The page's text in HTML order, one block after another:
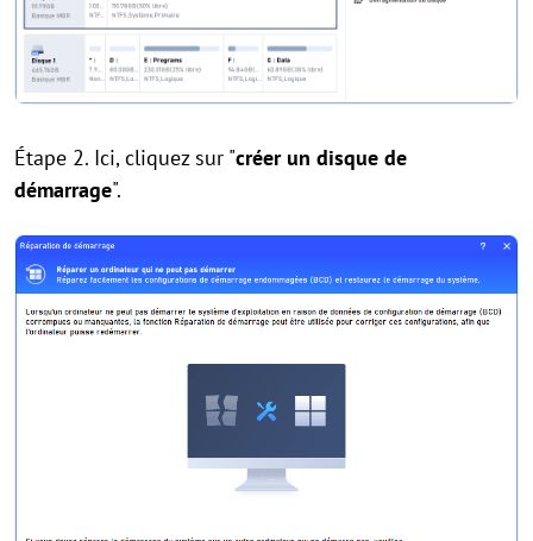
Étape 2. Ici, cliquez sur "créer un disque de
démarrage".